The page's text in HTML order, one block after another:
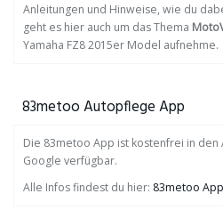
Anleitungen und Hinweise, wie du
geht es hier auch um das Thema
Yamaha FZ8 2015er Model aufnehme.
83metoo Autopflege App
Die 83metoo App ist kostenfrei in den
Google verfügbar.
Alle Infos findest du hier: 83metoo App